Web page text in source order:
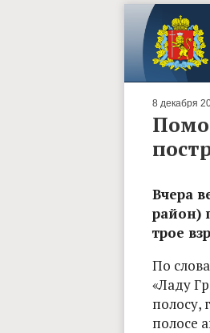
8 декабря
Вчера
район)
трое
По
«Ладу
полосу,
полосе